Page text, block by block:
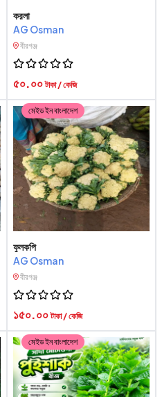
করলা
AG Osman
বীরগঞ্জ
৫০.০০টাকা / কেজি
মেইড ইন বাংলাদেশ
ফুলকপি
AG Osman
বীরগঞ্জ
১৫০.০০টাকা / কেজি
মেইড ইন বাংলাদেশ